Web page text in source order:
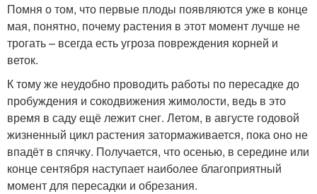
Помня о том, что первые плоды появляются уже в конце
мая, понятно, почему растения в этот момент лучше не
трогать – всегда есть угроза повреждения корней и
веток.
К тому же неудобно проводить работы по пересадке до
пробуждения и сокодвижения жимолости, ведь в это
время в саду ещё лежит снег. Летом, в августе годовой
жизненный цикл растения затормаживается, пока оно не
впадёт в спячку. Получается, что осенью, в середине или
конце сентября наступает наиболее благоприятный
момент для пересадки и обрезания.